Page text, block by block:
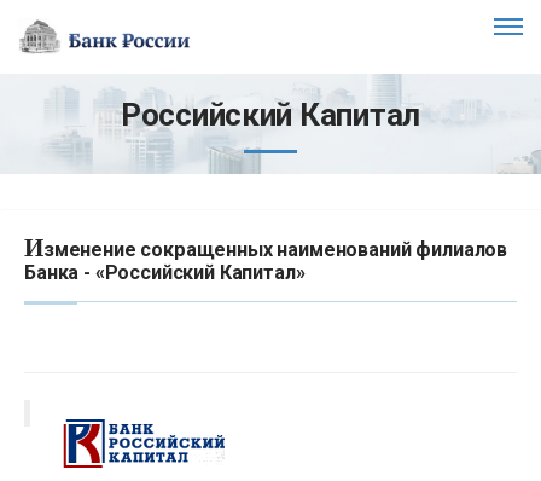
Российский Капитал
Изменение сокращенных наименований филиалов
Банка - «Российский Капитал»